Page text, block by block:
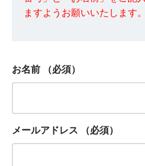
ますようお願いいたします。
お名前 （必須）
メールアドレス （必須）